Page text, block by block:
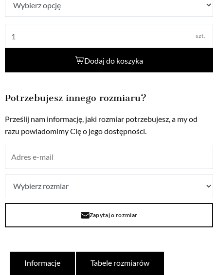
szt.
Dodaj do koszyka
Potrzebujesz innego rozmiaru?
Prześlij nam informację, jaki rozmiar potrzebujesz, a my od
razu powiadomimy Cię o jego dostępności.
Zapytaj o rozmiar
Informacje Tabele rozmiarów